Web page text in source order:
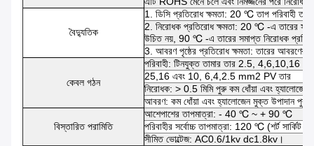
বৈদ্যুতিক
1. ডিসি প্রতিরোধ ক্ষমতা: 20 ℃ তাপ পরিবাহী
2. নিরোধক প্রতিরোধ ক্ষমতা: 20 ℃ -এ তারের
উচিত নয়, 90 ℃ -এ তারের সমাপ্ত নিরোধক
3. আবরণ পৃষ্ঠের প্রতিরোধ ক্ষমতা: তারের
কেবল গঠন
পরিবাহী: টিনযুক্ত তামার তার 2.5, 4,6,10,16
25,16 এবং 10, 6,4,2.5 mm2 PV তার
নিরোধক: > 0.5 মিমি পুরু কম ধোঁয়া এবং হ্যালোজেন
আবরণ: কম ধোঁয়া এবং হ্যালোজেন মুক্ত উপাদান
বিস্তারিত পরামিতি
আশেপাশের তাপমাত্রা: - 40 ℃ ~ + 90 ℃
পরিবাহীর সর্বোচ্চ তাপমাত্রা: 120 ℃ (শর্ট
সীমিত ভোল্টেজ: AC0.6/1kv dc1.8kv।